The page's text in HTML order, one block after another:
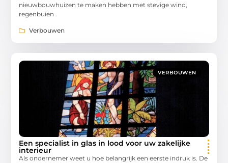
nieuwbouwhuizen te maken hebben met stevige wind,
regenbuien
Verbouwen
VERBOUWEN
Een specialist in glas in lood voor uw zakelijke
interieur
Als ondernemer weet u hoe belangrijk een eerste indruk is. De